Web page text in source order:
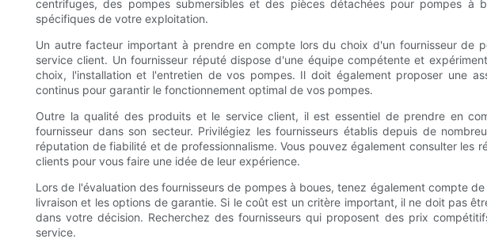
centrifuges, des pompes submersibles et des pièces détachées pour pompes à
spécifiques de votre exploitation.
Un autre facteur important à prendre en compte lors du choix d'un fournisseur de
service client. Un fournisseur réputé dispose d'une équipe compétente et
choix, l'installation et l'entretien de vos pompes. Il doit également proposer une
continus pour garantir le fonctionnement optimal de vos pompes.
Outre la qualité des produits et le service client, il est essentiel de prendre en
fournisseur dans son secteur. Privilégiez les fournisseurs établis depuis de
réputation de fiabilité et de professionnalisme. Vous pouvez également consulter les
clients pour vous faire une idée de leur expérience.
Lors de l'évaluation des fournisseurs de pompes à boues, tenez également compte
livraison et les options de garantie. Si le coût est un critère important, il ne doit pas
dans votre décision. Recherchez des fournisseurs qui proposent des prix
service.